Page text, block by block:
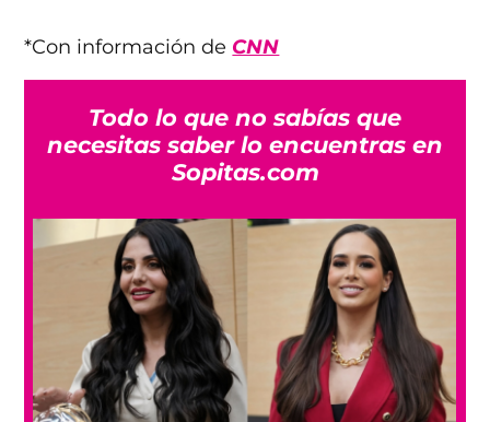
*Con información de CNN
Todo lo que no sabías que
necesitas saber lo encuentras en
Sopitas.com